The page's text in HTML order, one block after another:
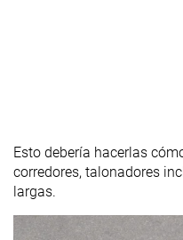
Esto debería hacerlas
corredores, talonadores
largas.